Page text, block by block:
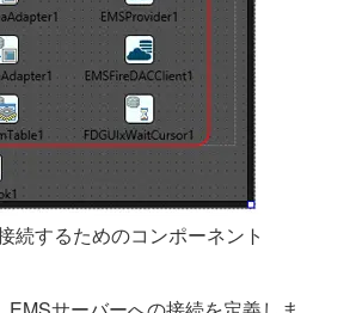
続するためのコンポーネント